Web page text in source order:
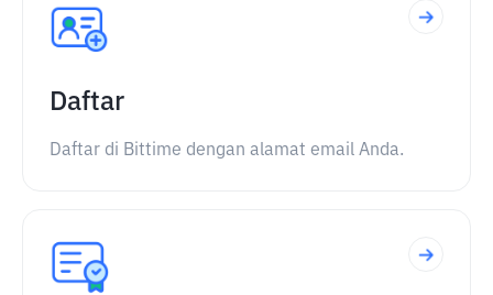
Daftar
Daftar di Bittime dengan alamat email Anda.